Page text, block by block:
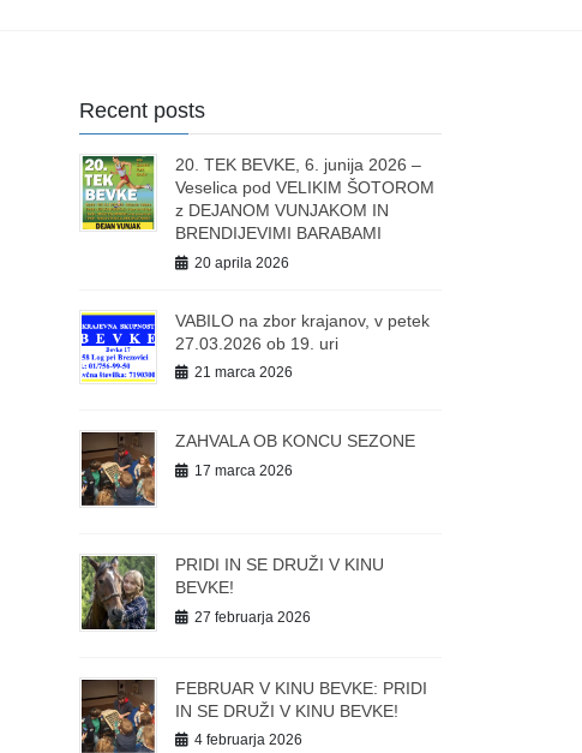
Recent posts
20. TEK BEVKE, 6. junija 2026 –
Veselica pod VELIKIM ŠOTOROM
z DEJANOM VUNJAKOM IN
BRENDIJEVIMI BARABAMI
20 aprila 2026
VABILO na zbor krajanov, v petek
27.03.2026 ob 19. uri
21 marca 2026
ZAHVALA OB KONCU SEZONE
17 marca 2026
PRIDI IN SE DRUŽI V KINU
BEVKE!
27 februarja 2026
FEBRUAR V KINU BEVKE: PRIDI
IN SE DRUŽI V KINU BEVKE!
4 februarja 2026